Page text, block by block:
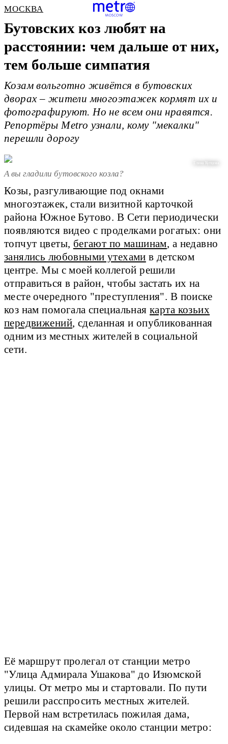
МОСКВА
Бутовских коз любят на
расстоянии: чем дальше от них,
тем больше симпатия
Козам вольготно живётся в бутовских
дворах – жители многоэтажек кормят их и
фотографируют. Но не всем они нравятся.
Репортёры Metro узнали, кому "мекалки"
перешли дорогу
Елена Купцова
А вы гладили бутовского козла?
Козы, разгуливающие под окнами
многоэтажек, стали визитной карточкой
района Южное Бутово. В Сети периодически
появляются видео с проделками рогатых: они
топчут цветы, бегают по машинам, а недавно
занялись любовными утехами в детском
центре. Мы с моей коллегой решили
отправиться в район, чтобы застать их на
месте очередного "преступления". В поиске
коз нам помогала специальнаякарта козьих
передвижений, сделанная и опубликованная
одним из местных жителей в социальной
сети.
Её маршрут пролегал от станции метро
"Улица Адмирала Ушакова" до Изюмской
улицы. От метро мы и стартовали. По пути
решили расспросить местных жителей.
Первой нам встретилась пожилая дама,
сидевшая на скамейке около станции метро: